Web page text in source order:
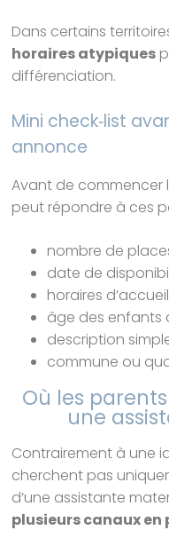
Dans certains
horaires atypiques
différenciation.
Mini check‑list
annonce
Avant de commencer
peut répondre à ces
nombre de
date de
horaires d’accueil
âge des enfants
description
commune ou
Où les
une
Contrairement à une
cherchent pas
d’une assistante
plusieurs canaux en